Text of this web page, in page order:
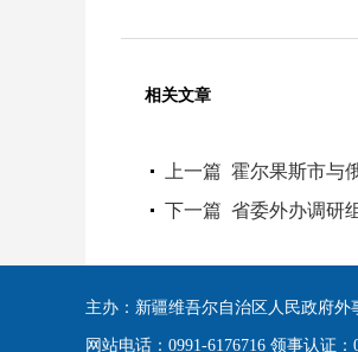
相关文章
上一篇 霍尔果斯市与
下一篇 省委外办调研
主办：新疆维吾尔自治区人民政府
网站电话：0991-6176716 领事认证